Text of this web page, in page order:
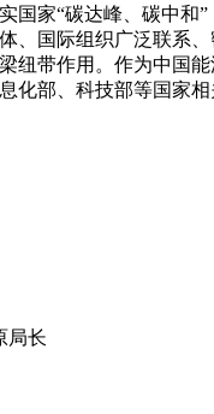
家“碳达峰、碳中
、国际组织广泛联系
纽带作用。作为中国
化部、科技部等国家
局长